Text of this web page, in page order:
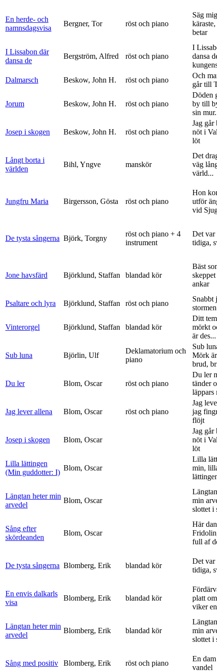
En herde- och
namnsdagsvisa
Bergner, Tor röst och piano
Säg
betar
I Lissabon där
dansa de
Bergström, Alfred röst och piano
I
dansa
Dalmarsch
Beskow, John H. röst och piano
Och
går till
Jorum Beskow, John H. röst och piano
Döden
by till
sin
Josep i skogen Beskow, John H. röst och piano
Jag går
nöt i
löt
Långt borta i
världen
Bihl, Yngve manskör
Det
väg
värld...
Jungfru Maria Birgersson, Gösta röst och piano
Hon
utför
vid
De tysta sångerna Björk, Torgny
röst och piano + 4
instrument
Det var
tidiga,
Jone havsfärd Björklund, Staffan blandad kör
Bäst
ankar
Psaltare och lyra Björklund, Staffan röst och piano
Snabbt
Vinterorgel Björklund, Staffan blandad kör
Ditt
mörkt
är des...
Sub luna Björlin, Ulf
Deklamatorium och
piano
Sub
Mörk
brud,
Du ler Blom, Oscar röst och piano
Du ler
tänder
läppars
Jag lever allena Blom, Oscar röst och piano
Jag
jag
flöjt
Josep i skogen Blom, Oscar
Jag går
nöt i
löt
Lilla lättingen
(Min guddotter: I)
Blom, Oscar
Lilla
min,
Längtan heter min
arvedel
Blom, Oscar
min
slottet i
Sång efter
skördeanden
Blom, Oscar
Här
full af
De tysta sångerna Blomberg, Erik blandad kör
Det var
tidiga,
En envis dalkarls
visa
Blomberg, Erik blandad kör
platt
viker
Längtan heter min
arvedel
Blomberg, Erik blandad kör
min
slottet i
Sång med positiv Blomberg, Erik röst och piano
En
vandel